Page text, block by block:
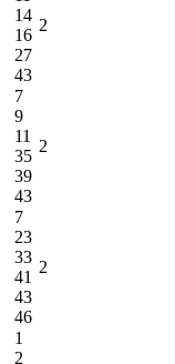
14
16
27
43
2
7
9
11
35
39
43
2
7
23
33
41
43
46
2
1
2